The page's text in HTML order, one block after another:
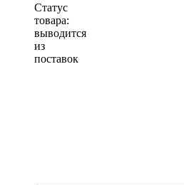
Статус
товара:
выводится
из
поставок